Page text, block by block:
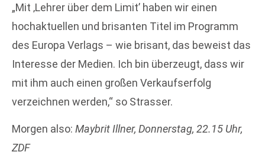
„Mit ‚Lehrer über dem Limit’ haben wir einen
hochaktuellen und brisanten Titel im Programm
des Europa Verlags – wie brisant, das beweist das
Interesse der Medien. Ich bin überzeugt, dass wir
mit ihm auch einen großen Verkaufserfolg
verzeichnen werden,“ so Strasser.
Morgen also: Maybrit Illner, Donnerstag, 22.15 Uhr,
ZDF